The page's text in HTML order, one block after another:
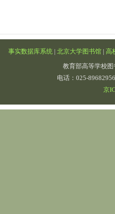
事实数据库系统 | 北京大学图书馆| 高
教育部高等学校
电话：025-
京